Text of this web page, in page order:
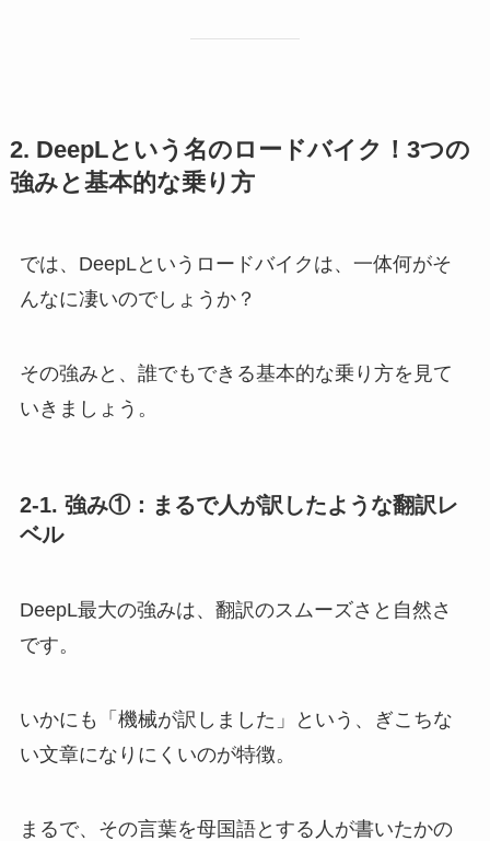
2. DeepLという名のロードバイク！3つの
強みと基本的な乗り方
では、DeepLというロードバイクは、一体何がそ
んなに凄いのでしょうか？
その強みと、誰でもできる基本的な乗り方を見て
いきましょう。
2-1. 強み①：まるで人が訳したような翻訳レ
ベル
DeepL最大の強みは、翻訳のスムーズさと自然さ
です。
いかにも「機械が訳しました」という、ぎこちな
い文章になりにくいのが特徴。
まるで、その言葉を母国語とする人が書いたかの